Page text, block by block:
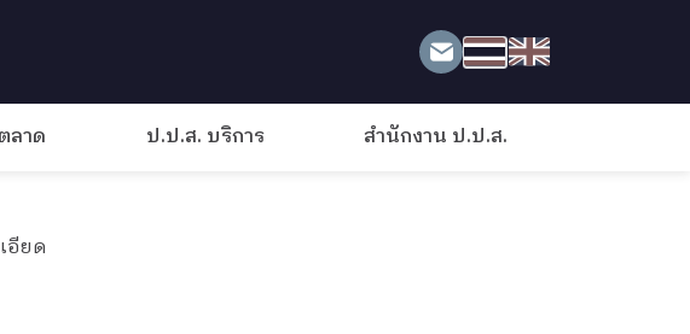
ลาด ป.ป.ส. บริการ สำนักงาน ป.ป.ส.
อียด